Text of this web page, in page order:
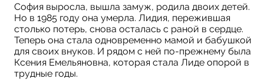
София выросла, вышла замуж, родила двоих детей.
Но в 1985 году она умерла. Лидия, пережившая
столько потерь, снова осталась с раной в сердце.
Теперь она стала одновременно мамой и бабушкой
для своих внуков. И рядом с ней по-прежнему была
Ксения Емельяновна, которая стала Лиде опорой в
трудные годы.